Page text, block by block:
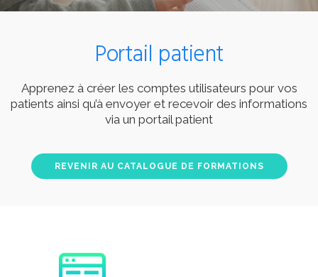
Portail patient
Apprenez à créer les comptes utilisateurs pour vos
patients ainsi qu’à envoyer et recevoir des informations
via un portail patient
REVENIR AU CATALOGUE DE FORMATIONS